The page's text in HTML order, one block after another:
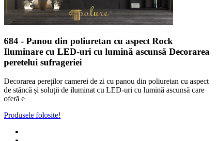
684 - Panou din poliuretan cu aspect Rock
Iluminare cu LED-uri cu lumină ascunsă Decorarea
peretelui sufrageriei
Decorarea pereților camerei de zi cu panou din poliuretan cu aspect
de stâncă și soluții de iluminat cu LED-uri cu lumină ascunsă care
oferă e
Produsele folosite!